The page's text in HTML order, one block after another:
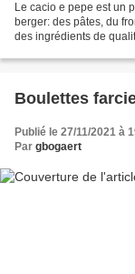
Le cacio e pepe est un
berger: des pâtes, du
des ingrédients de
Boulettes
Publié le 27/11/2021 à
Par gbogaert